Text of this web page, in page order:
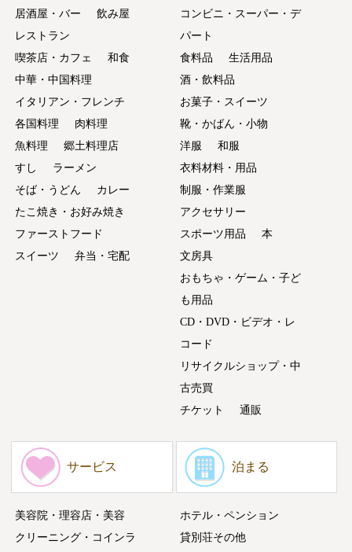
居酒屋・バー
飲み屋
レストラン
喫茶店・カフェ
和食
中華・中国料理
イタリアン・フレンチ
各国料理
肉料理
魚料理
郷土料理店
すし
ラーメン
そば・うどん
カレー
たこ焼き・お好み焼き
ファーストフード
スイーツ
弁当・宅配
コンビニ・スーパー・デ
パート
食料品
生活用品
酒・飲料品
お菓子・スイーツ
靴・かばん・小物
洋服
和服
衣料材料・用品
制服・作業服
アクセサリー
スポーツ用品
本
文房具
おもちゃ・ゲーム・子ど
も用品
CD・DVD・ビデオ・レ
コード
リサイクルショップ・中
古売買
チケット
通販
サービス
美容院・理容店・美容
クリーニング・コインラ
泊まる
ホテル・ペンション
貸別荘その他